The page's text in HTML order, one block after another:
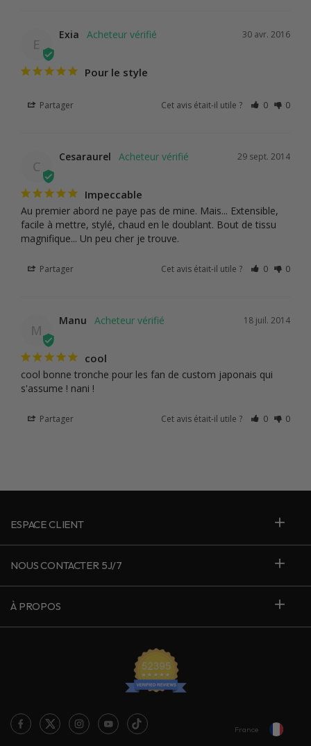
E
30 avr. 2016
Exia
Pour le style
Partager Cet avis était-il utile ? 0 0
C
29 sept. 2014
Cesaraurel
Impeccable
Au premier abord ne paye pas de mine. Mais... Extensible,
facile à mettre, stylé, chaud en le doublant. Bout de tissu
magnifique... Un peu cher je trouve.
Partager Cet avis était-il utile ? 0 0
M
18 juil. 2014
Manu
cool
cool bonne tronche pour les fan de custom japonais qui
s'assume ! nani !
Partager Cet avis était-il utile ? 0 0
ESPACE CLIENT
NOUS CONTACTER 5J/7
À PROPOS
France